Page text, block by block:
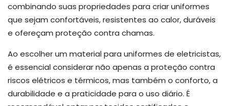
combinando suas propriedades para criar uniformes
que sejam confortáveis, resistentes ao calor, duráveis
e ofereçam proteção contra chamas.
Ao escolher um material para uniformes de eletricistas,
é essencial considerar não apenas a proteção contra
riscos elétricos e térmicos, mas também o conforto, a
durabilidade e a praticidade para o uso diário. É